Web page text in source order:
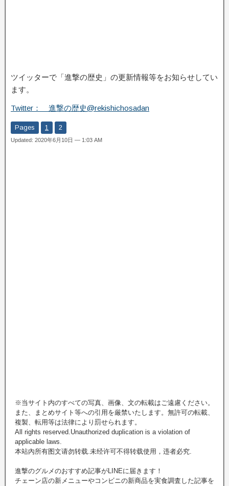
ツイッターで「進撃の歴史」の更新情報等をお知らせしてい
ます。
Twitter： 進撃の歴史@rekishichosadan
Pages 1 2
Updated: 2020年6月10日 — 1:03 AM
※当サイト内のすべての写真、画像、文の転載はご遠慮ください。
また、まとめサイト等への引用を厳禁いたします。無許可の転載、
複製、転用等は法律により罰せられます。
All rights reserved.Unauthorized duplication is a violation of
applicable laws.
本站內所有图文请勿转载.未经许可不得转载使用，违者必究.
進撃のグルメのおすすめ記事がLINEに届きます！
チェーン店の新メニューやコンビニの新商品を実食調査した記事を